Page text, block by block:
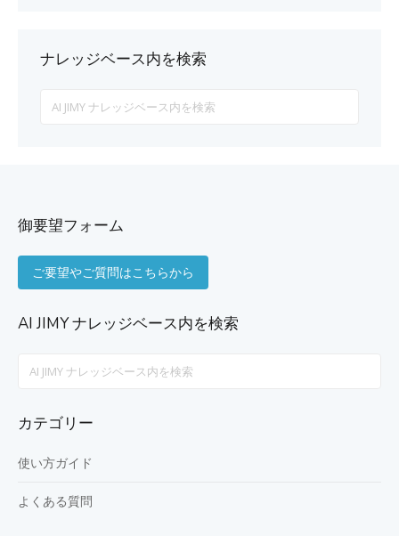
ナレッジベース内を検索
For
御要望フォーム
ご要望やご質問はこちらから
AI JIMY ナレッジベース内を検索
カテゴリー
使い方ガイド
よくある質問